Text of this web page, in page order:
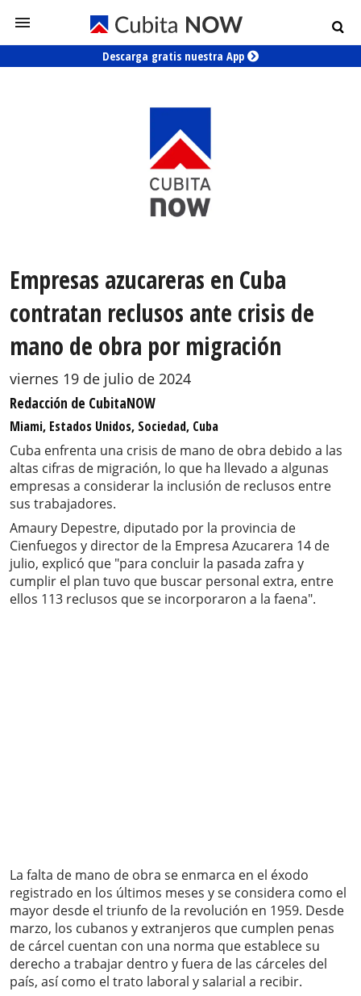
Descarga gratis nuestra App
Empresas azucareras en Cuba
contratan reclusos ante crisis de
mano de obra por migración
viernes 19 de julio de 2024
Redacción de CubitaNOW
Miami, Estados Unidos, Sociedad, Cuba
Cuba enfrenta una crisis de mano de obra debido a las
altas cifras de migración, lo que ha llevado a algunas
empresas a considerar la inclusión de reclusos entre
sus trabajadores.
Amaury Depestre, diputado por la provincia de
Cienfuegos y director de la Empresa Azucarera 14 de
julio, explicó que "para concluir la pasada zafra y
cumplir el plan tuvo que buscar personal extra, entre
ellos 113 reclusos que se incorporaron a la faena".
La falta de mano de obra se enmarca en el éxodo
registrado en los últimos meses y se considera como el
mayor desde el triunfo de la revolución en 1959. Desde
marzo, los cubanos y extranjeros que cumplen penas
de cárcel cuentan con una norma que establece su
derecho a trabajar dentro y fuera de las cárceles del
país, así como el trato laboral y salarial a recibir.